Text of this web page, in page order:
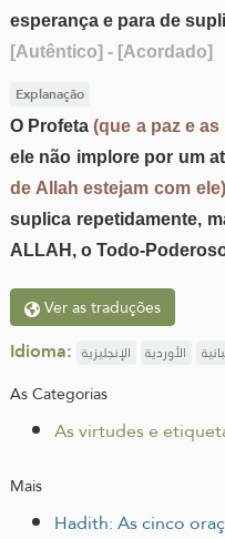
esperança e para de
[Autêntico] - [Acordado]
Explanação
O Profeta(que a paz e
ele não implore por um
de Allah estejam com ele)
suplica repetidamente,
ALLAH, o Todo-
Ver as traduções
Idioma: الإنجليزية الأوردية
As Categorias
As virtudes e
Mais
Hadith: As cinco